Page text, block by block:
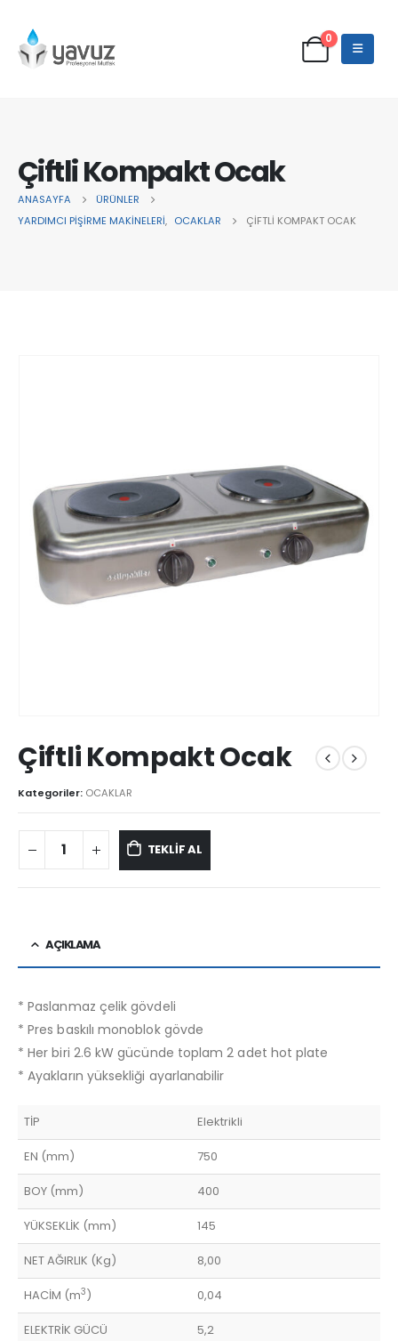
0
Çiftli Kompakt Ocak
ANASAYFA
ÜRÜNLER
YARDIMCI PİŞİRME MAKİNELERİ, OCAKLAR ÇIFTLI KOMPAKT OCAK
Çiftli Kompakt Ocak
Kategoriler: OCAKLAR
TEKLİF AL
AÇIKLAMA
* Paslanmaz çelik gövdeli
* Pres baskılı monoblok gövde
* Her biri 2.6 kW gücünde toplam 2 adet hot plate
* Ayakların yüksekliği ayarlanabilir
TİP Elektrikli
EN (mm) 750
BOY (mm) 400
YÜKSEKLİK (mm) 145
NET AĞIRLIK (Kg) 8,00
HACİM (m3 ) 0,04
ELEKTRİK GÜCÜ 5,2